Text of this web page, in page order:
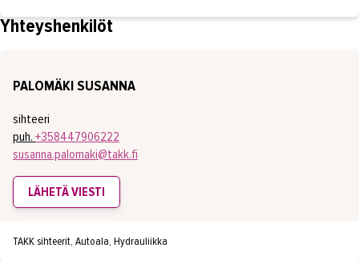
Yhteyshenkilöt
PALOMÄKI SUSANNA
sihteeri
puh. +358447906222
susanna.palomaki@takk.fi
LÄHETÄ VIESTI
TAKK sihteerit, Autoala, Hydrauliikka